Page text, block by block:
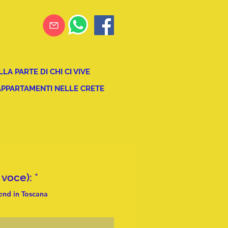
PARTE DI CHI CI VIVE
NELLE CRETE
una voce): *O
b
i
in Toscana